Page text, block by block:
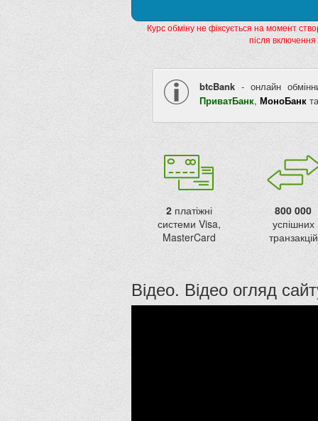
Курс обміну не фіксується на момент
після включення
btcBank - онлайн
ПриватБанк, МоноБанк
2платіжні
системи Visa,
MasterCard
800 000
успішних
транзакцій
Відео. Відео огляд